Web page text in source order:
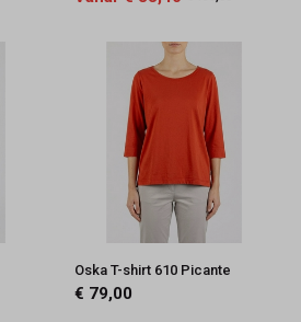
Oska T-shirt 610 Picante
€ 79,00